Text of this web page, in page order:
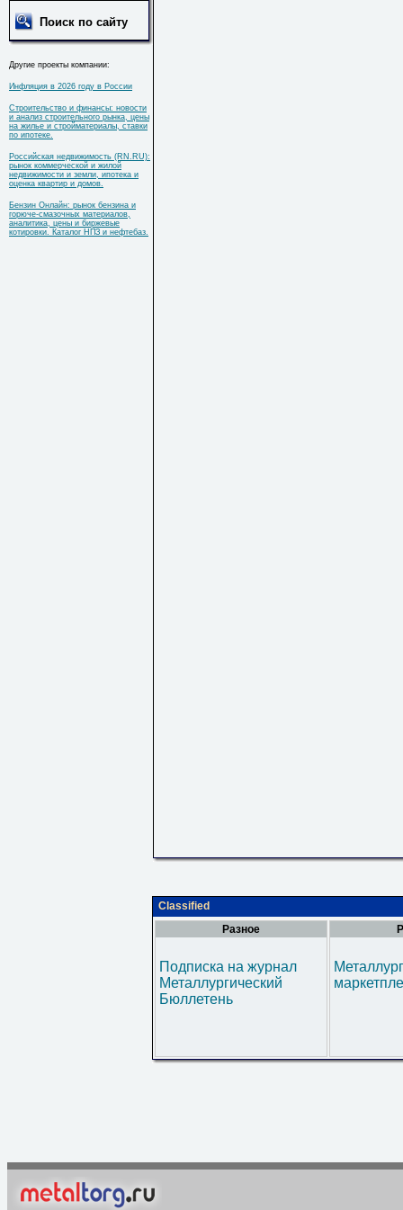
Поиск по сайту
Другие проекты компании:
Инфляция в 2026 году в России
Строительство и финансы: новости
и анализ строительного рынка, цены
на жилье и стройматериалы, ставки
по ипотеке.
Российская недвижимость (RN.RU):
рынок коммерческой и жилой
недвижимости и земли, ипотека и
оценка квартир и домов.
Бензин Онлайн: рынок бензина и
горюче-смазочных материалов,
аналитика, цены и биржевые
котировки. Каталог НПЗ и нефтебаз.
Classified
Разное
Подписка на журнал
Металлургический
Бюллетень